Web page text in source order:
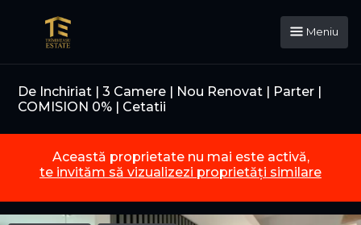
Meniu
De Inchiriat | 3 Camere | Nou Renovat | Parter |
COMISION 0% | Cetatii
Această proprietate nu mai este activă,
te invităm să vizualizezi proprietăți similare